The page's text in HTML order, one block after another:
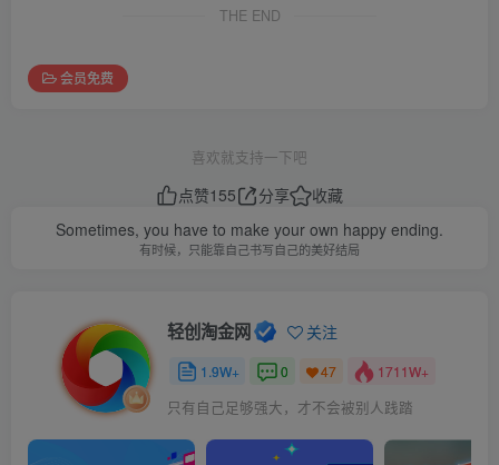
THE END
会员免费
喜欢就支持一下吧
点赞155 分享
收藏
Sometimes, you have to make your own happy ending.
有时候，只能靠自己书写自己的美好结局
轻创淘金网 关注
1.9W+ 0 47 1711W+
只有自己足够强大，才不会被别人践踏